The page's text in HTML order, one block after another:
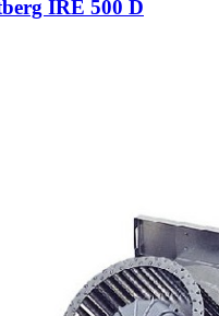
IRE 500 D